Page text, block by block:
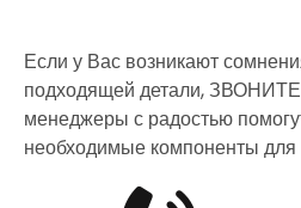
Если у Вас возникают
подходящей детали,
менеджеры с радостью
необходимые компоненты